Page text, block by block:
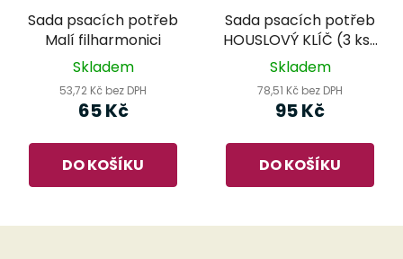
Sada psacích potřeb
Malí filharmonici
Skladem
53,72 Kč bez DPH
65 Kč
DO KOŠÍKU
Sada psacích potřeb
HOUSLOVÝ KLÍČ (3 ks)
- žlutá
Skladem
78,51 Kč bez DPH
95 Kč
DO KOŠÍKU
Z